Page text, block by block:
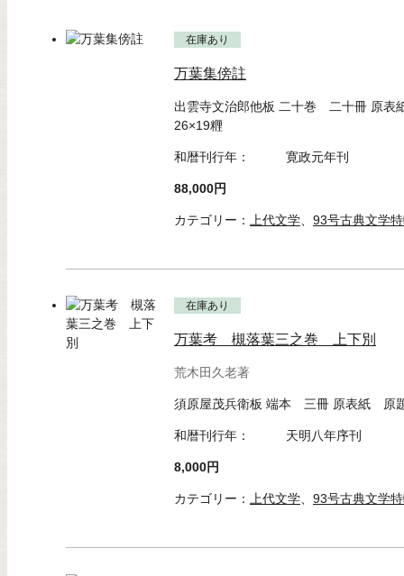
在庫あり
万葉集傍註
出雲寺文治郎他板 二十巻 二十冊
26×19糎
和暦刊行年： 寛政元年刊
88,000円
カテゴリー： 上代文学 93号古典文学
在庫あり
万葉考 槻落葉三之巻 上下別
荒木田久老著
須原屋茂兵衛板 端本 三冊 原表紙
和暦刊行年： 天明八年序刊
8,000円
カテゴリー： 上代文学 93号古典文学